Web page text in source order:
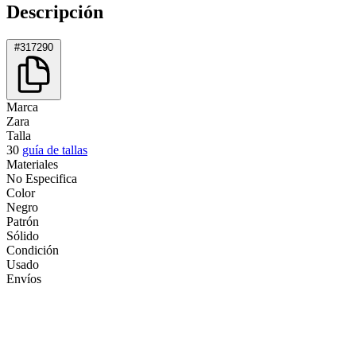
Descripción
#317290
Marca
Zara
Talla
30 guía de tallas
Materiales
No Especifica
Color
Negro
Patrón
Sólido
Condición
Usado
Envíos